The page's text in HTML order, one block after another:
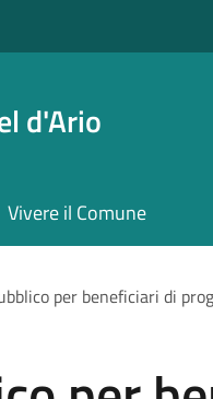
d'Ario
Vivere il Comune
per beneficiari di